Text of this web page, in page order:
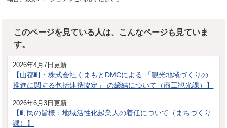
このページを見ている人は、こんなページも見ていま
す。
2026年4月7日更新
【山都町・株式会社くまもとDMCによる 「観光地域づくりの
推進に関する包括連携協定」 の締結について（商工観光課）】
2026年6月3日更新
【町民の皆様：地域活性化起業人の着任について（まちづくり
課）】